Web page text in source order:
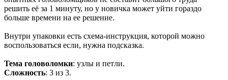
решить её за 1 минуту, но у новичка может уйти гораздо
больше времени на ее решение.
Внутри упаковки есть схема-инструкция, которой можно
воспользоваться если, нужна подсказка.
Тема головоломки: узлы и петли.
Сложность: 3 из 3.